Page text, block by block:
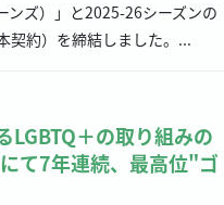
ンズ）」と2025-26シーズンの
契約）を締結しました。...
LGBTQ＋の取り組みの
て7年連続、最高位"ゴ